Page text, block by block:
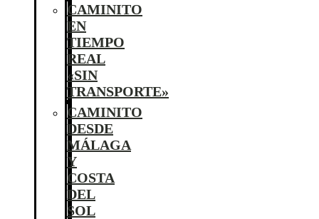
CAMINITO
EN
TIEMPO
REAL
«SIN
TRANSPORTE»
CAMINITO
DESDE
MÁLAGA
Y
COSTA
DEL
SOL